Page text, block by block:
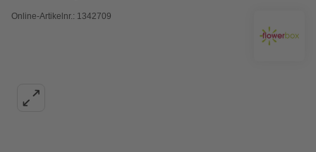
Online-Artikelnr.: 1342709